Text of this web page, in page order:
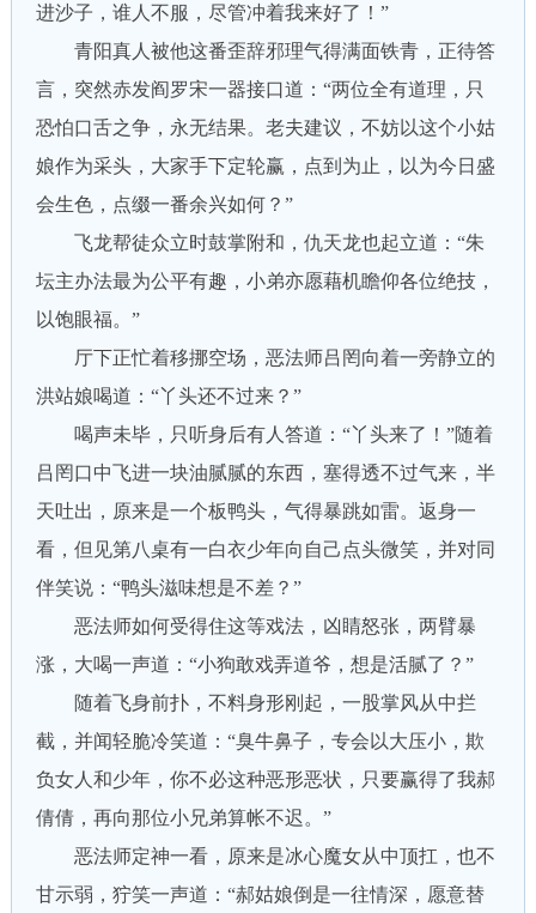
进沙子，谁人不服，尽管冲着我来好了！”
青阳真人被他这番歪辞邪理气得满面铁青，正待答
言，突然赤发阎罗宋一器接口道：“两位全有道理，只
恐怕口舌之争，永无结果。老夫建议，不妨以这个小姑
娘作为采头，大家手下定轮赢，点到为止，以为今日盛
会生色，点缀一番余兴如何？”
飞龙帮徒众立时鼓掌附和，仇天龙也起立道：“朱
坛主办法最为公平有趣，小弟亦愿藉机瞻仰各位绝技，
以饱眼福。”
厅下正忙着移挪空场，恶法师吕罔向着一旁静立的
洪站娘喝道：“丫头还不过来？”
喝声未毕，只听身后有人答道：“丫头来了！”随着
吕罔口中飞进一块油腻腻的东西，塞得透不过气来，半
天吐出，原来是一个板鸭头，气得暴跳如雷。返身一
看，但见第八桌有一白衣少年向自己点头微笑，并对同
伴笑说：“鸭头滋味想是不差？”
恶法师如何受得住这等戏法，凶睛怒张，两臂暴
涨，大喝一声道：“小狗敢戏弄道爷，想是活腻了？”
随着飞身前扑，不料身形刚起，一股掌风从中拦
截，并闻轻脆冷笑道：“臭牛鼻子，专会以大压小，欺
负女人和少年，你不必这种恶形恶状，只要赢得了我郝
倩倩，再向那位小兄弟算帐不迟。”
恶法师定神一看，原来是冰心魔女从中顶扛，也不
甘示弱，狞笑一声道：“郝姑娘倒是一往情深，愿意替